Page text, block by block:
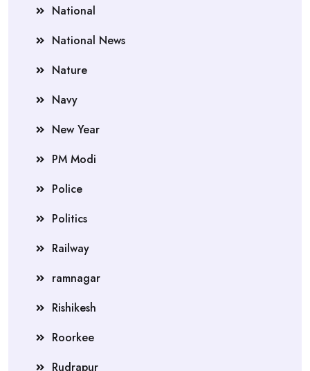
National
National News
Nature
Navy
New Year
PM Modi
Police
Politics
Railway
ramnagar
Rishikesh
Roorkee
Rudrapur